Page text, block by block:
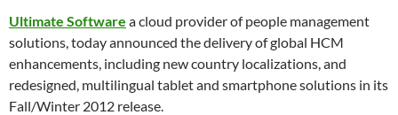
Ultimate Software a cloud provider of people management
solutions, today announced the delivery of global HCM
enhancements, including new country localizations, and
redesigned, multilingual tablet and smartphone solutions in its
Fall/Winter 2012 release.